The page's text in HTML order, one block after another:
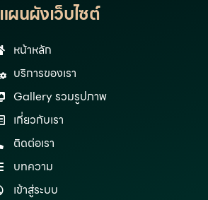
แผนผังเว็บไซต์
หน้าหลัก
บริการของเรา
Gallery รวมรูปภาพ
เกี่ยวกับเรา
ติดต่อเรา
บทความ
เข้าสู่ระบบ